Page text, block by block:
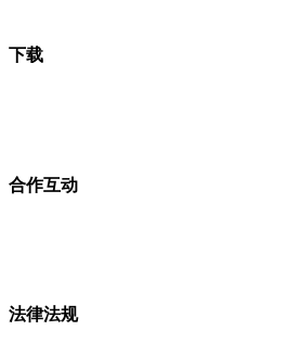
下载
合作互动
法律法规